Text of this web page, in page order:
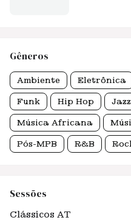
Gêneros
Ambiente Eletrônica
Funk Hip Hop Jazz
Música Africana
Pós-MPB R&B
Sessões
Clássicos AT